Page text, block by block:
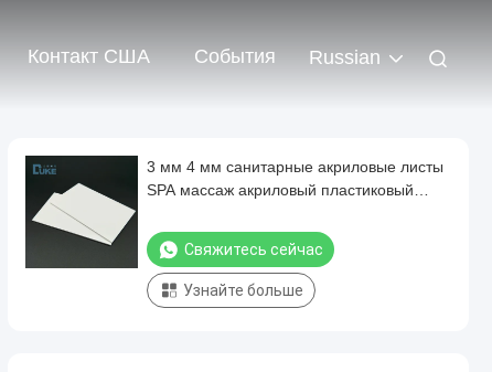
Контакт США События Russian
3 мм 4 мм санитарные акриловые листы
SPA массаж акриловый пластиковый
Свяжитесь сейчас
Узнайте больше